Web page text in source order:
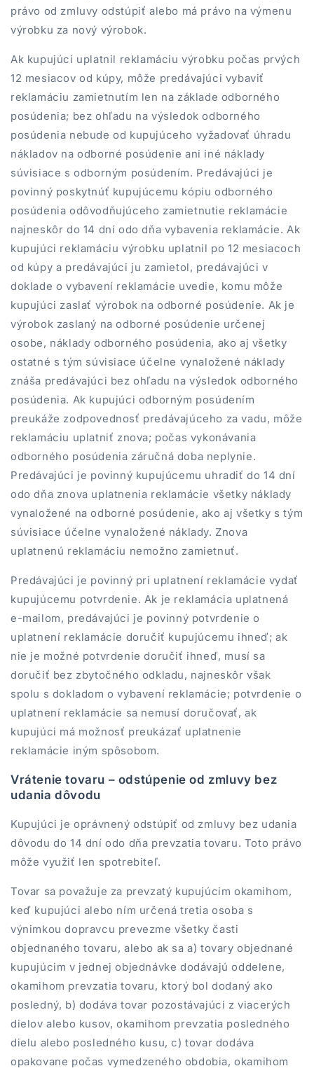
právo od zmluvy odstúpiť alebo má právo na výmenu
výrobku za nový výrobok.
Ak kupujúci uplatnil reklamáciu výrobku počas prvých
12 mesiacov od kúpy, môže predávajúci vybaviť
reklamáciu zamietnutím len na základe odborného
posúdenia; bez ohľadu na výsledok odborného
posúdenia nebude od kupujúceho vyžadovať úhradu
nákladov na odborné posúdenie ani iné náklady
súvisiace s odborným posúdením. Predávajúci je
povinný poskytnúť kupujúcemu kópiu odborného
posúdenia odôvodňujúceho zamietnutie reklamácie
najneskôr do 14 dní odo dňa vybavenia reklamácie. Ak
kupujúci reklamáciu výrobku uplatnil po 12 mesiacoch
od kúpy a predávajúci ju zamietol, predávajúci v
doklade o vybavení reklamácie uvedie, komu môže
kupujúci zaslať výrobok na odborné posúdenie. Ak je
výrobok zaslaný na odborné posúdenie určenej
osobe, náklady odborného posúdenia, ako aj všetky
ostatné s tým súvisiace účelne vynaložené náklady
znáša predávajúci bez ohľadu na výsledok odborného
posúdenia. Ak kupujúci odborným posúdením
preukáže zodpovednosť predávajúceho za vadu, môže
reklamáciu uplatniť znova; počas vykonávania
odborného posúdenia záručná doba neplynie.
Predávajúci je povinný kupujúcemu uhradiť do 14 dní
odo dňa znova uplatnenia reklamácie všetky náklady
vynaložené na odborné posúdenie, ako aj všetky s tým
súvisiace účelne vynaložené náklady. Znova
uplatnenú reklamáciu nemožno zamietnuť.
Predávajúci je povinný pri uplatnení reklamácie vydať
kupujúcemu potvrdenie. Ak je reklamácia uplatnená
e-mailom, predávajúci je povinný potvrdenie o
uplatnení reklamácie doručiť kupujúcemu ihneď; ak
nie je možné potvrdenie doručiť ihneď, musí sa
doručiť bez zbytočného odkladu, najneskôr však
spolu s dokladom o vybavení reklamácie; potvrdenie o
uplatnení reklamácie sa nemusí doručovať, ak
kupujúci má možnosť preukázať uplatnenie
reklamácie iným spôsobom.
Vrátenie tovaru – odstúpenie od zmluvy bez
udania dôvodu
Kupujúci je oprávnený odstúpiť od zmluvy bez udania
dôvodu do 14 dní odo dňa prevzatia tovaru. Toto právo
môže využiť len spotrebiteľ.
Tovar sa považuje za prevzatý kupujúcim okamihom,
keď kupujúci alebo ním určená tretia osoba s
výnimkou dopravcu prevezme všetky časti
objednaného tovaru, alebo ak sa a) tovary objednané
kupujúcim v jednej objednávke dodávajú oddelene,
okamihom prevzatia tovaru, ktorý bol dodaný ako
posledný, b) dodáva tovar pozostávajúci z viacerých
dielov alebo kusov, okamihom prevzatia posledného
dielu alebo posledného kusu, c) tovar dodáva
opakovane počas vymedzeného obdobia, okamihom